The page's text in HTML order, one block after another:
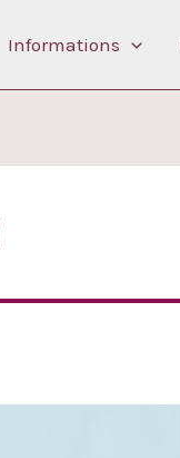
Informations